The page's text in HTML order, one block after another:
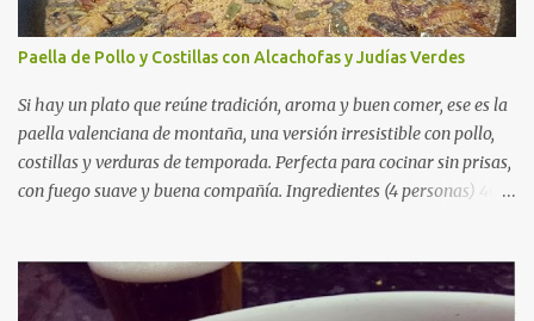
Paella de Pollo y Costillas con Alcachofas y Judías Verdes
Si hay un plato que reúne tradición, aroma y buen comer, ese es la
paella valenciana de montaña, una versión irresistible con pollo,
costillas y verduras de temporada. Perfecta para cocinar sin prisas,
con fuego suave y buena compañía. Ingredientes (4 personas) 400
verdes planas 2 tomates maduros rallados 1,2 litros de caldo de
pollo (o agua) 1 cucharadita de hebras de azafrán 1 cucharadita de